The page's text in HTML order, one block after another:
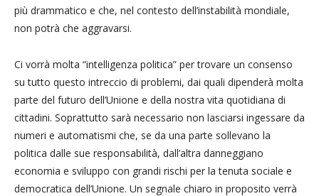
più drammatico e che, nel contesto dell’instabilità mondiale,
non potrà che aggravarsi.
Ci vorrà molta “intelligenza politica” per trovare un consenso
su tutto questo intreccio di problemi, dai quali dipenderà molta
parte del futuro dell’Unione e della nostra vita quotidiana di
cittadini. Soprattutto sarà necessario non lasciarsi ingessare da
numeri e automatismi che, se da una parte sollevano la
politica dalle sue responsabilità, dall’altra danneggiano
economia e sviluppo con grandi rischi per la tenuta sociale e
democratica dell’Unione. Un segnale chiaro in proposito verrà